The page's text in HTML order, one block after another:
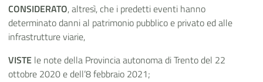
CONSIDERATO, altresì, che i predetti eventi hanno
determinato danni al patrimonio pubblico e privato ed alle
infrastrutture viarie,
VISTE le note della Provincia autonoma di Trento del 22
ottobre 2020 e dell’8 febbraio 2021;